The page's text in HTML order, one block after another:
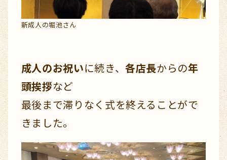
新成人の堀池さん
成人のお祝いに続き、各店長からの年
頭挨拶など
最後まで滞りなく式を終えることがで
きました。